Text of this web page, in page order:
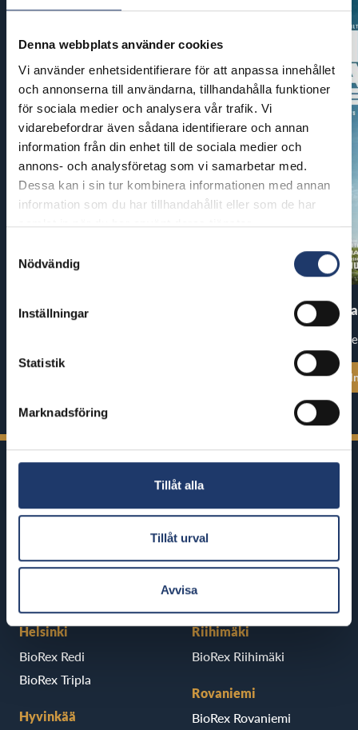
Denna webbplats använder cookies
Vi använder enhetsidentifierare för att anpassa innehållet
och annonserna till användarna, tillhandahålla funktioner
för sociala medier och analysera vår trafik. Vi
vidarebefordrar även sådana identifierare och annan
information från din enhet till de sociala medier och
annons- och analysföretag som vi samarbetar med.
Dessa kan i sin tur kombinera informationen med annan
information som du har tillhandahållit eller som de har
samlat in när du har använt deras tjänster.
Nödvändig
Inställningar
Statistik
Marknadsföring
Tillåt alla
Tillåt urval
Avvisa
Pirates of the Caribbean: At
World’s End
The End of
Premiär:
Se alla
BioRex har 12 biografer runt om i
Finland
Helsinki
BioRex Redi
BioRex Tripla
Hyvinkää
Riihimäki
BioRex Riihimäki
Rovaniemi
BioRex Rovaniemi